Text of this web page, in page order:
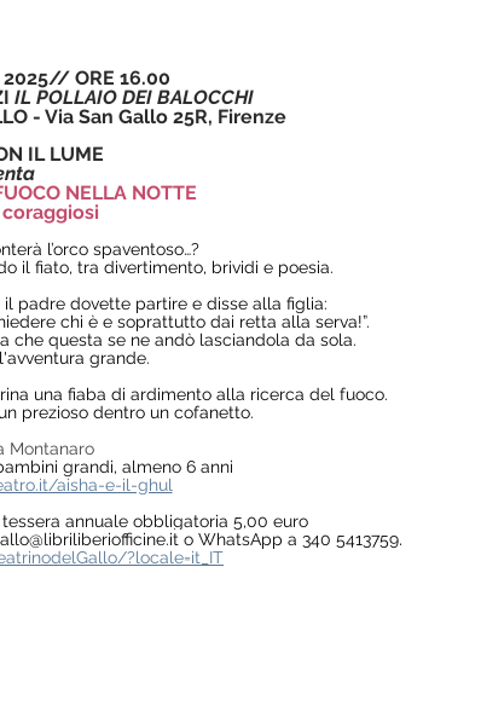
2025// ORE 16.00
IL POLLAIO DEI BALOCCHI
- Via San Gallo 25R, Firenze
IL LUME
NELLA NOTTE
l’orco spaventoso…?
il fiato, tra divertimento, brividi e poesia.
padre dovette partire e disse alla figlia:
chi è e soprattutto dai retta alla serva!”.
che questa se ne andò lasciandola da sola.
grande.
una fiaba di ardimento alla ricerca del fuoco.
prezioso dentro un cofanetto.
Montanaro
grandi, almeno 6 anni
aisha-e-il-ghul
annuale obbligatoria 5,00 euro
o WhatsApp a 340 5413759.
?locale=it_IT